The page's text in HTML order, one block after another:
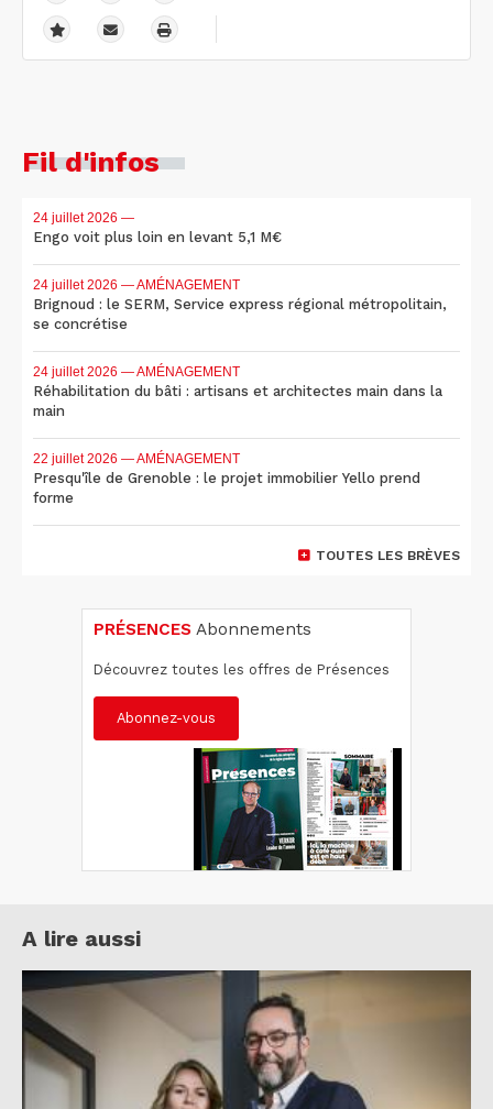
Fil d'infos
24 juillet 2026 —
Engo voit plus loin en levant 5,1 M€
24 juillet 2026 — AMÉNAGEMENT
Brignoud : le SERM, Service express régional métropolitain,
se concrétise
24 juillet 2026 — AMÉNAGEMENT
Réhabilitation du bâti : artisans et architectes main dans la
main
22 juillet 2026 — AMÉNAGEMENT
Presqu'île de Grenoble : le projet immobilier Yello prend
forme
TOUTES LES BRÈVES
PRÉSENCES Abonnements
Découvrez toutes les offres de Présences
Abonnez-vous
A lire aussi